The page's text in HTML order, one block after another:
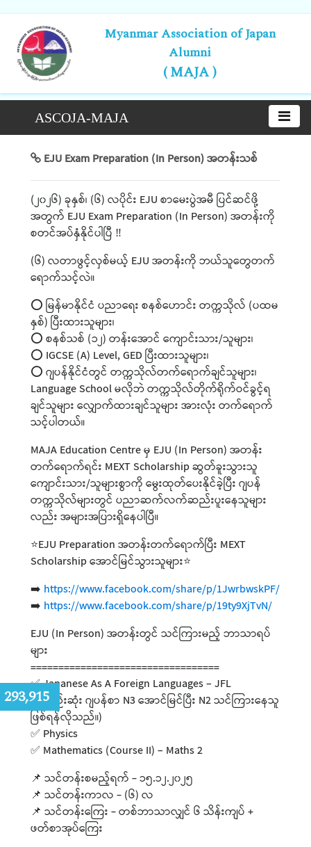
Myanmar Association of Japan
Alumni
( MAJA )
ASCOJA-MAJA
EJU Exam Preparation (In Person) အတန်းသစ်
(၂၀၂၆) ခုနှစ်၊ (၆) လပိုင်း EJU စာမေးပွဲအမီ ပြင်ဆင်ဖို့
အတွက် EJU Exam Preparation (In Person) အတန်းကို
စတင်အပ်နှံနိုင်ပါပြီ ‼️
(၆) လတာဖွင့်လှစ်မယ့် EJU အတန်းကို ဘယ်သူတွေတက်
ရောက်သင့်လဲ။
⭕ မြန်မာနိုင်ငံ ပညာရေး စနစ်ဟောင်း တက္ကသိုလ် (ပထမ
နှစ်) ပြီးထားသူများ၊
⭕ စနစ်သစ် (၁၂) တန်းအောင် ကျောင်းသား/သူများ၊
⭕ IGCSE (A) Level, GED ပြီးထားသူများ၊
⭕ ဂျပန်နိုင်ငံတွင် တက္ကသိုလ်တက်ရောက်ချင်သူများ၊
Language School မလိုဘဲ တက္ကသိုလ်တိုက်ရိုက်ဝင်ခွင့်ရ
ချင်သူများ လျှောက်ထားချင်သူများ အားလုံး တက်ရောက်
သင့်ပါတယ်။
MAJA Education Centre မှ EJU (In Person) အတန်း
တက်ရောက်ရင်း MEXT Scholarship ဆွတ်ခူးသွားသူ
ကျောင်းသား/သူများစွာကို မွေးထုတ်ပေးနိုင်ခဲ့ပြီး ဂျပန်
တက္ကသိုလ်များတွင် ပညာဆက်လက်ဆည်းပူးနေသူများ
လည်း အများအပြားရှိနေပါပြီ။
⭐EJU Preparation အတန်းတက်ရောက်ပြီး MEXT
Scholarship အောင်မြင်သွားသူများ⭐
➡️ https://www.facebook.com/share/p/1JwrbwskPF/
➡️ https://www.facebook.com/share/p/19ty9XjTvN/
EJU (In Person) အတန်းတွင် သင်ကြားမည့် ဘာသာရပ်
များ
==================================
✅ Japanese As A Foreign Languages – JFL
(အနည်းဆုံး ဂျပန်စာ N3 အောင်မြင်ပြီး N2 သင်ကြားနေသူ
ဖြစ်ရန်လိုသည်။)
✅ Physics
✅ Mathematics (Course II) – Maths 2
📌 သင်တန်းစမည့်ရက် - ၁၅.၁၂.၂၀၂၅
📌 သင်တန်းကာလ - (၆) လ
📌 သင်တန်းကြေး - တစ်ဘာသာလျှင် ၆ သိန်းကျပ် +
ဖတ်စာအုပ်ကြေး
293,915